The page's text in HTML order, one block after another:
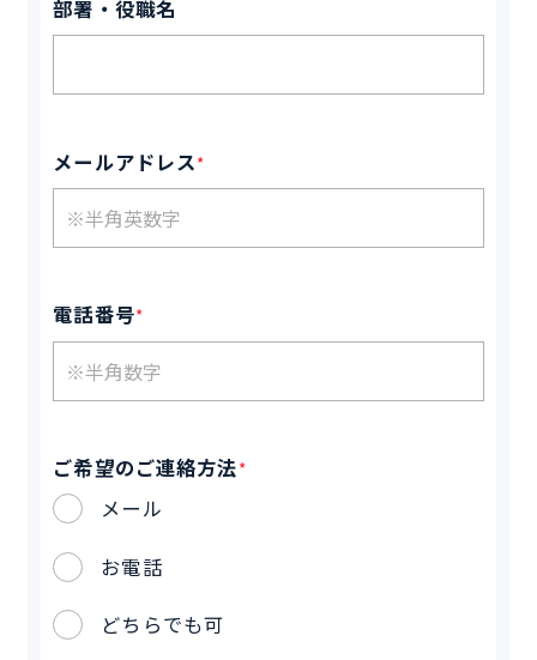
部署・役職名
メールアドレス*
電話番号*
ご希望のご連絡方法*
メール
お電話
どちらでも可